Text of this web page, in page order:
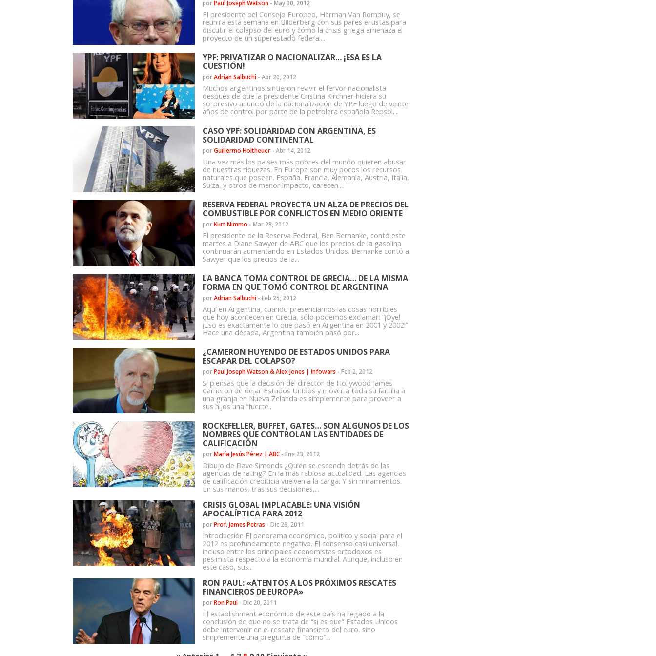
porPaul Joseph Watson - May 30, 2012
El presidente del Consejo Europeo, Herman Van Rompuy, se
reunirá esta semana en Bilderberg con sus pares elitistas para
discutir el colapso del euro y cómo la crisis griega amenaza el
proyecto de un súperestado federal...
YPF: PRIVATIZAR O NACIONALIZAR… ¡ESA ES LA
CUESTIÓN!
porAdrian Salbuchi - Abr 20, 2012
Muchos argentinos sintieron revivir el fervor nacionalista
después de que la presidente Cristina Kirchner hiciera su
sorpresivo anuncio de la nacionalización de YPF luego de veinte
años de control por parte de la petrolera española Repsol....
CASO YPF: SOLIDARIDAD CON ARGENTINA, ES
SOLIDARIDAD CONTINENTAL
porGuillermo Holtheuer - Abr 14, 2012
Una vez más los paises más pobres del mundo quieren abusar
de nuestras riquezas. En Europa son muy pocos los recursos
naturales que poseen. España, Francia, Alemania, Austria, Italia,
Suiza, y otros de menor impacto, carecen...
RESERVA FEDERAL PROYECTA UN ALZA DE PRECIOS DEL
COMBUSTIBLE POR CONFLICTOS EN MEDIO ORIENTE
porKurt Nimmo - Mar 28, 2012
El presidente de la Reserva Federal, Ben Bernanke, contó este
martes a Diane Sawyer de ABC que los precios de la gasolina
continuarán aumentando en Estados Unidos. Bernanke contó a
Sawyer que los precios de la...
LA BANCA TOMA CONTROL DE GRECIA… DE LA MISMA
FORMA EN QUE TOMÓ CONTROL DE ARGENTINA
porAdrian Salbuchi - Feb 25, 2012
Aquí en Argentina, cuando presenciamos las cosas horribles
que hoy acontecen en Grecia, sólo podemos exclamar: “¡Oye!
¡Eso es exactamente lo que pasó en Argentina en 2001 y 2002!”
Hace una década, Argentina también pasó por...
¿CAMERON HUYENDO DE ESTADOS UNIDOS PARA
ESCAPAR DEL COLAPSO?
porPaul Joseph Watson & Alex Jones | Infowars - Feb 2, 2012
Si piensas que la decisión del director de Hollywood James
Cameron de dejar Estados Unidos y mover a toda su familia a
una granja en Nueva Zelanda es simplemente para proveer a
sus hijos una “fuerte...
ROCKEFELLER, BUFFET, GATES… SON ALGUNOS DE LOS
NOMBRES QUE CONTROLAN LAS ENTIDADES DE
CALIFICACIÓN
porMaría Jesús Pérez | ABC - Ene 23, 2012
Dibujo de Dave Simonds ¿Quién se esconde detrás de las
agencias de rating? En la más rabiosa actualidad. Las agencias
de calificación crediticia vuelven a la carga. Y sin miramientos.
En sus manos, tras sus decisiones,...
CRISIS GLOBAL IMPLACABLE: UNA VISIÓN
APOCALÍPTICA PARA 2012
porProf. James Petras - Dic 26, 2011
Introducción El panorama económico, político y social para el
2012 es profundamente negativo. El consenso casi universal,
incluso entre los principales economistas ortodoxos es
pesimista respecto a la economía mundial. Aunque, incluso en
este caso, sus...
RON PAUL: «ATENTOS A LOS PRÓXIMOS RESCATES
FINANCIEROS DE EUROPA»
porRon Paul - Dic 20, 2011
El establishment económico de este país ha llegado a la
conclusión de que no se trata de “si es que” Estados Unidos
debe intervenir en el rescate financiero del euro, sino
simplemente una pregunta de “cómo”...